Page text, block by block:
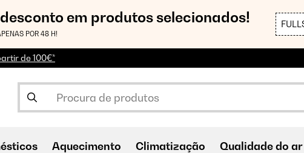
em produtos selecionados!
POR 48 H!
de 100€*
Aquecimento Climatização Qualidade do ar